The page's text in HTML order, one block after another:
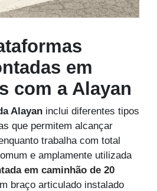
em
com a Alayan
Alayan inclui diferentes tipos
que permitem alcançar
trabalha com total
e amplamente utilizada
em caminhão de 20
braço articulado instalado